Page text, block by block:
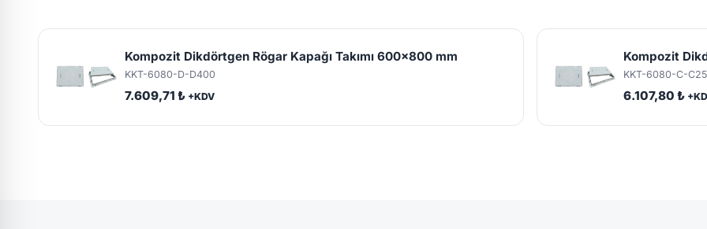
Kompozit Dikdörtgen Rögar Kapağı Takımı 600x800 mm
KKT-6080-D-D400
7.609,71 ₺ +KDV
Kompozit
KKT-6080-C-
6.107,80 ₺